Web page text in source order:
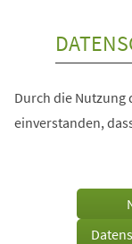
Durch die Nutzung
einverstanden,